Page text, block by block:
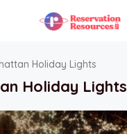
Holiday Lights
Holiday Lights